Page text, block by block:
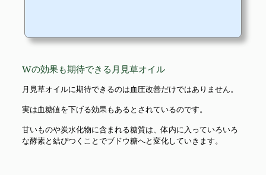
Wの効果も期待できる月見草オイル
月見草オイルに期待できるのは血圧改善だけではありません。
実は血糖値を下げる効果もあるとされているのです。
甘いものや炭水化物に含まれる糖質は、体内に入っていろいろ
な酵素と結びつくことでブドウ糖へと変化していきます。